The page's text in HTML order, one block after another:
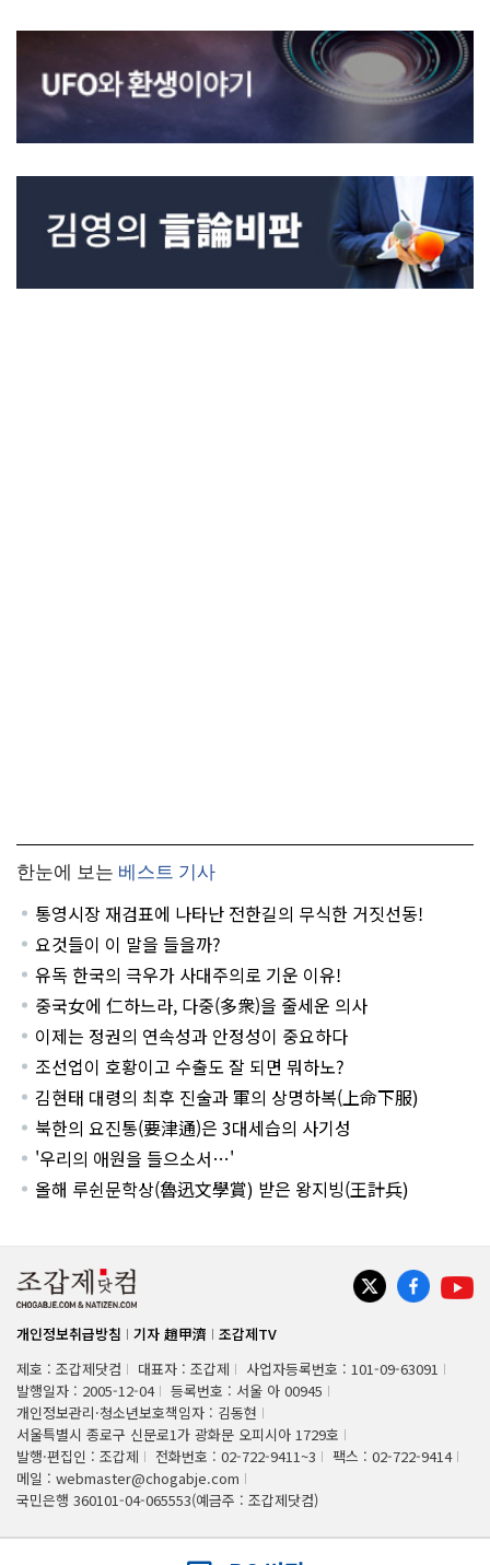
한눈에 보는 베스트 기사
통영시장 재검표에 나타난 전한길의 무식한 거짓선동!
요것들이 이 말을 들을까?
유독 한국의 극우가 사대주의로 기운 이유!
중국女에 仁하느라, 다중(多衆)을 줄세운 의사
이제는 정권의 연속성과 안정성이 중요하다
조선업이 호황이고 수출도 잘 되면 뭐하노?
김현태 대령의 최후 진술과 軍의 상명하복(上命下服)
북한의 요진통(要津通)은 3대세습의 사기성
'우리의 애원을 들으소서…'
올해 루쉰문학상(魯迅文學賞) 받은 왕지빙(王計兵)
개인정보취급방침 기자 趙甲濟
조갑제TV
제호 : 조갑제닷컴
대표자 : 조갑제
사업자등록번호 : 101-09-63091
발행일자 : 2005-12-04
등록번호 : 서울 아 00945
개인정보관리·청소년보호책임자 : 김동현
서울특별시 종로구 신문로1가 광화문 오피시아 1729호
발행·편집인 : 조갑제
전화번호 : 02-722-9411~3
팩스 : 02-722-9414
메일 : webmaster@chogabje.com
국민은행 360101-04-065553(예금주 : 조갑제닷컴)